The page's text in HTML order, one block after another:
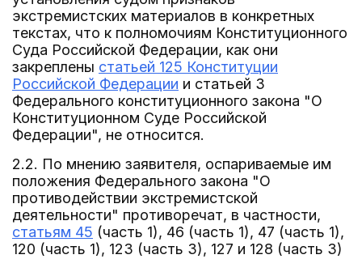
экстремистских материалов в конкретных
текстах, что к полномочиям Конституционного
Суда Российской Федерации, как они
закреплены статьей 125 Конституции
Российской Федерации и статьей 3
Федерального конституционного закона "О
Конституционном Суде Российской
Федерации", не относится.
2.2. По мнению заявителя, оспариваемые им
положения Федерального закона "О
противодействии экстремистской
деятельности" противоречат, в частности,
статьям 45 (часть 1), 46 (часть 1), 47 (часть 1),
120 (часть 1), 123 (часть 3), 127 и 128 (часть 3)